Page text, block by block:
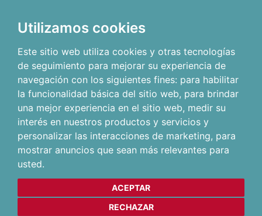
Utilizamos cookies
Este sitio web utiliza cookies y otras tecnologías
de seguimiento para mejorar su experiencia de
navegación con los siguientes fines: para habilitar
la funcionalidad básica del sitio web, para brindar
una mejor experiencia en el sitio web, medir su
interés en nuestros productos y servicios y
personalizar las interacciones de marketing, para
mostrar anuncios que sean más relevantes para
usted.
ACEPTAR
RECHAZAR